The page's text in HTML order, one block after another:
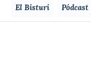
El Bisturí Pódcast